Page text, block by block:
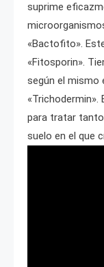
suprime
«Bactofito».
«Fitosporin».
según el mismo
«Trichodermin».
para tratar
suelo en el que